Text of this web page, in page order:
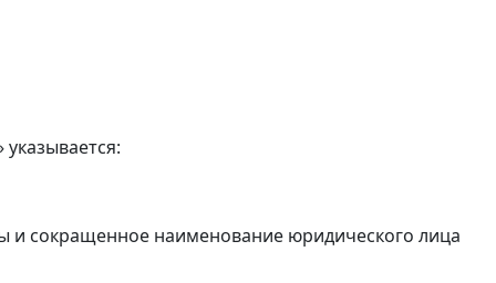
сокращенное наименование юридического лица